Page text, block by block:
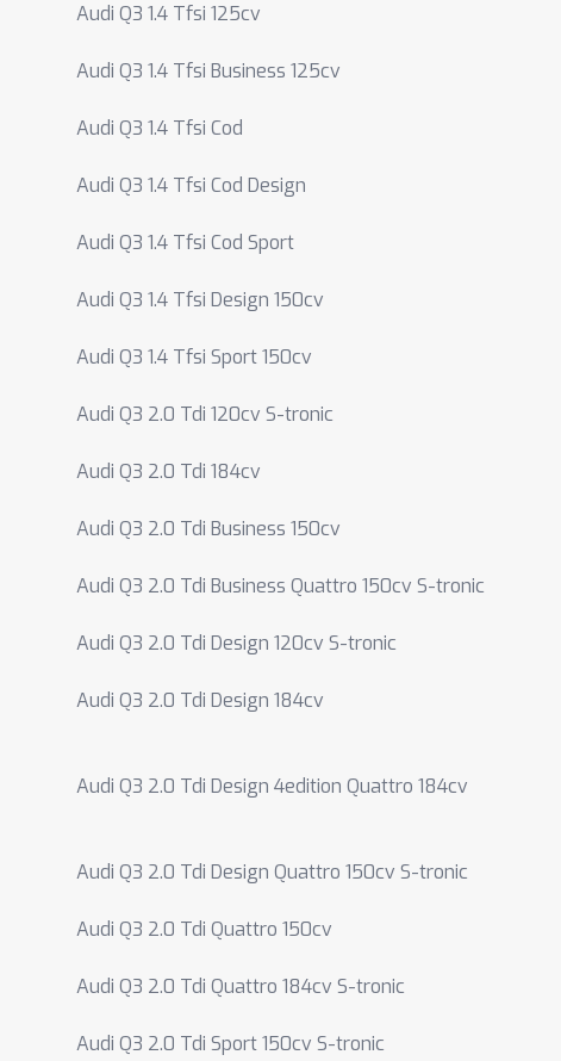
Audi Q3 1.4 Tfsi 125cv
Audi Q3 1.4 Tfsi Business 125cv
Audi Q3 1.4 Tfsi Cod
Audi Q3 1.4 Tfsi Cod Design
Audi Q3 1.4 Tfsi Cod Sport
Audi Q3 1.4 Tfsi Design 150cv
Audi Q3 1.4 Tfsi Sport 150cv
Audi Q3 2.0 Tdi 120cv S-tronic
Audi Q3 2.0 Tdi 184cv
Audi Q3 2.0 Tdi Business 150cv
Audi Q3 2.0 Tdi Business Quattro 150cv S-tronic
Audi Q3 2.0 Tdi Design 120cv S-tronic
Audi Q3 2.0 Tdi Design 184cv
Audi Q3 2.0 Tdi Design 4edition Quattro 184cv
Audi Q3 2.0 Tdi Design Quattro 150cv S-tronic
Audi Q3 2.0 Tdi Quattro 150cv
Audi Q3 2.0 Tdi Quattro 184cv S-tronic
Audi Q3 2.0 Tdi Sport 150cv S-tronic